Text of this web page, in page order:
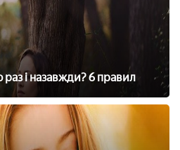
і назавжди? 6 правил